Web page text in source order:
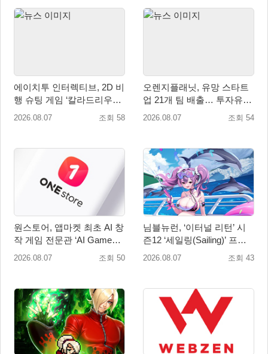
에이치투 인터렉티브, 2D 비
행 슈팅 게임 ‘칼라드리우스
2/다크 엘레멘트’ 올 겨울 전
2026.08.07 조회 58
오렌지플래닛, 유망 스타트
업 21개 팀 배출… 투자유치∙
매출성장 성과 눈길
2026.08.07 조회 54
원스토어, 앱마켓 최초 AI 창
작 게임 전문관 ‘AI Games’
오픈
2026.08.07 조회 50
님블뉴런, ‘이터널 리턴’ 시
즌12 ‘세일링(Sailing)’ 프리
시즌 시작
2026.08.07 조회 43